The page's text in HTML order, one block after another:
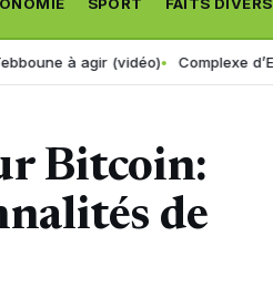
(vidéo) Complexe d’El Hadjar :
Bitcoin:
de